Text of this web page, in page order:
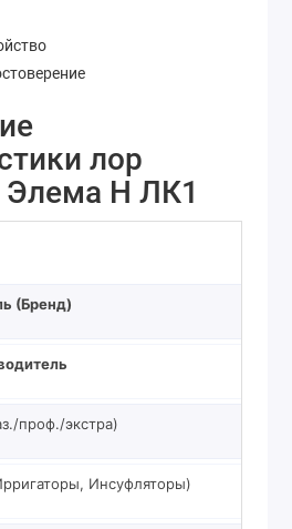
лор
Элема Н ЛК1
(Бренд)
проф./экстра)
Инсуфляторы)